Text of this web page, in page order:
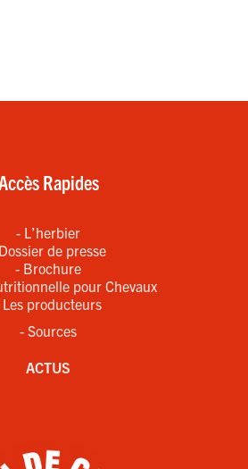
Rapides
- L’herbier
de presse
- Brochure
pour Chevaux
Les producteurs
- Sources
ACTUS